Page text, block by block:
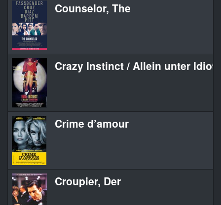
Counselor, The
Crazy Instinct / Allein unter
Crime d’amour
Croupier, Der